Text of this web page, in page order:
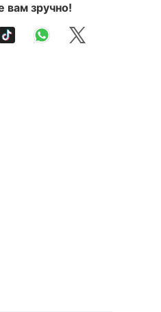
вам зручно!